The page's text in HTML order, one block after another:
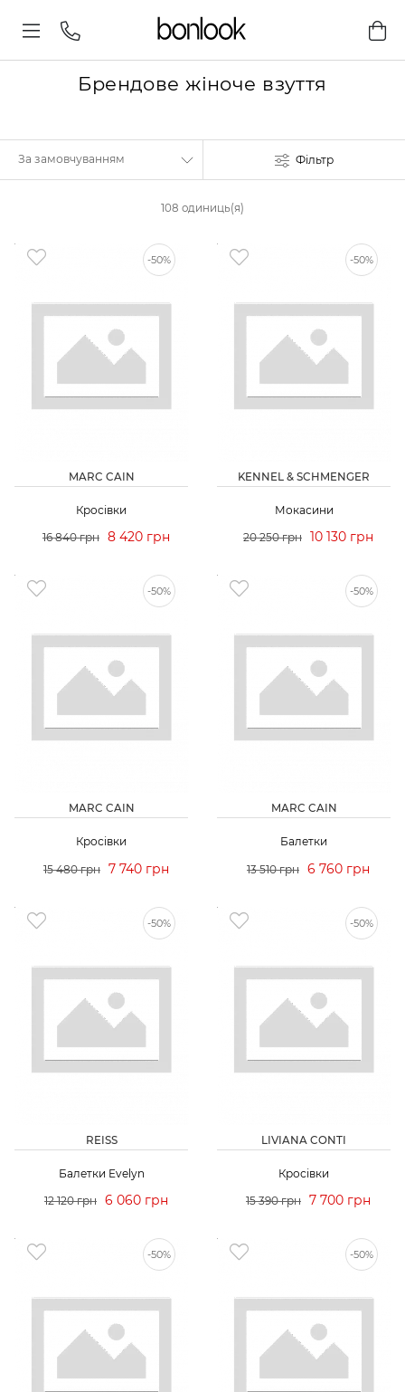
Брендове жіноче взуття
Фільтр
108 одиниць(я)
-50%
MARC CAIN
Кросівки
16 840 грн 8 420 грн
-50%
KENNEL & SCHMENGER
Мокасини
20 250 грн 10 130 грн
-50%
MARC CAIN
Кросівки
15 480 грн 7 740 грн
-50%
MARC CAIN
Балетки
13 510 грн 6 760 грн
-50%
REISS
Балетки Evelyn
12 120 грн 6 060 грн
-50%
LIVIANA CONTI
Кросівки
15 390 грн 7 700 грн
-50% -50%